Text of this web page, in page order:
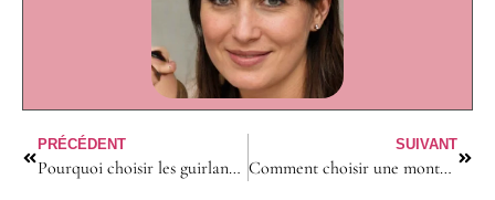
PRÉCÉDENT
Pourquoi choisir les guirlandes de fanions ?
SUIVANT
Comment choisir une montre pour femme ?